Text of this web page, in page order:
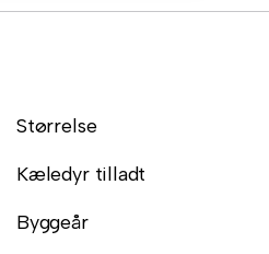
Størrelse
Kæledyr tilladt
Byggeår